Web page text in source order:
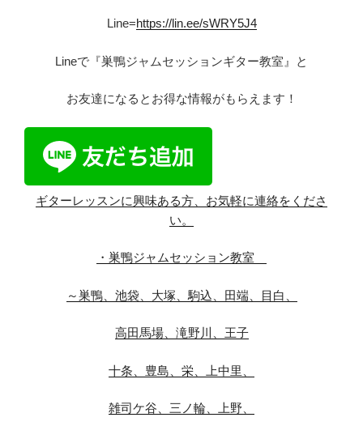
Line=https://lin.ee/sWRY5J4
Lineで『巣鴨ジャムセッションギター教室』と
お友達になるとお得な情報がもらえます！
ギターレッスンに興味ある方、お気軽に連絡をくださ
い。
・巣鴨ジャムセッション教室
～巣鴨、池袋、大塚、駒込、田端、目白、
高田馬場、滝野川、王子
十条、豊島、栄、上中里、
雑司ケ谷、三ノ輪、上野、